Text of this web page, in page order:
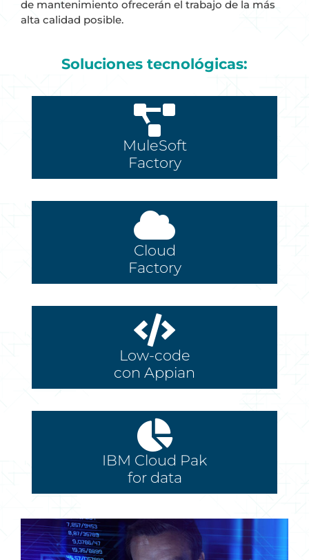
de mantenimiento ofrecerán el trabajo de la más
alta calidad posible.
Soluciones tecnológicas:
MuleSoft
Factory
Cloud
Factory
Low-code
con Appian
IBM Cloud Pak
for data